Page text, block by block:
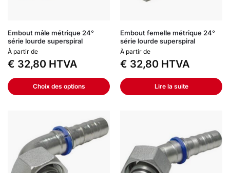
Embout mâle métrique 24°
série lourde superspiral
À partir de
€ 32,80 HTVA
Choix des options
Embout femelle métrique 24°
série lourde superspiral
À partir de
€ 32,80 HTVA
Lire la suite